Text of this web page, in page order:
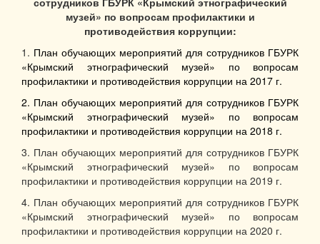
музей» по вопросам профилактики и
противодействия коррупции:
1. План обучающих мероприятий для сотрудников ГБУРК
«Крымский этнографический музей» по вопросам
профилактики и противодействия коррупции на 2017 г.
2. План обучающих мероприятий для сотрудников ГБУРК
«Крымский этнографический музей» по вопросам
профилактики и противодействия коррупции на 2018 г.
3. План обучающих мероприятий для сотрудников ГБУРК
«Крымский этнографический музей» по вопросам
профилактики и противодействия коррупции на 2019 г.
4. План обучающих мероприятий для сотрудников ГБУРК
«Крымский этнографический музей» по вопросам
профилактики и противодействия коррупции на 2020 г.